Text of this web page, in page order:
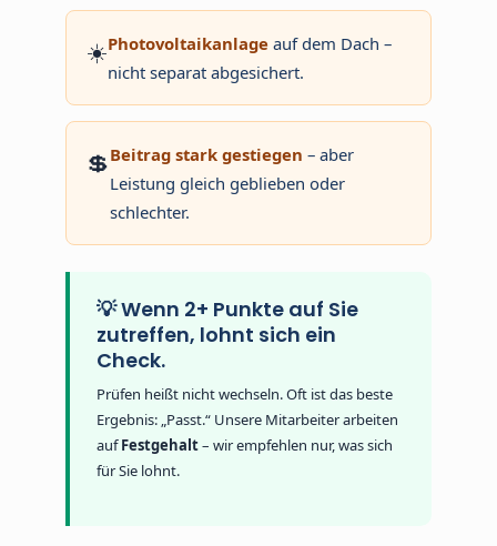
☀️Photovoltaikanlage auf dem Dach –
nicht separat abgesichert.
💲Beitrag stark gestiegen – aber
Leistung gleich geblieben oder
schlechter.
💡 Wenn 2+ Punkte auf Sie
zutreffen, lohnt sich ein
Check.
Prüfen heißt nicht wechseln. Oft ist das beste
Ergebnis: „Passt.“ Unsere Mitarbeiter arbeiten
aufFestgehalt– wir empfehlen nur, was sich
für Sie lohnt.